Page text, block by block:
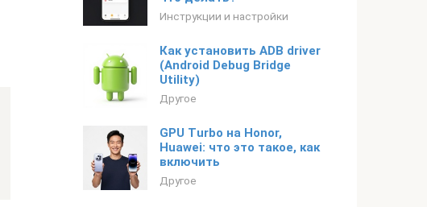
Инструкции и настройки
Как установить ADB driver
(Android Debug Bridge
Utility)
Другое
GPU Turbo на Honor,
Huawei: что это такое, как
включить
Другое